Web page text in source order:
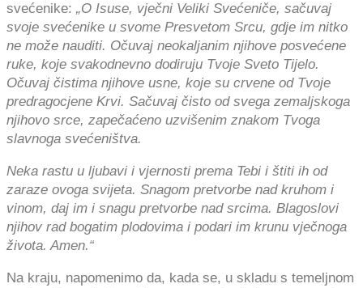
svećenike: „O Isuse, vječni Veliki Svećeniče, sačuvaj
svoje svećenike u svome Presvetom Srcu, gdje im nitko
ne može nauditi. Očuvaj neokaljanim njihove posvećene
ruke, koje svakodnevno dodiruju Tvoje Sveto Tijelo.
Očuvaj čistima njihove usne, koje su crvene od Tvoje
predragocjene Krvi. Sačuvaj čisto od svega zemaljskoga
njihovo srce, zapečaćeno uzvišenim znakom Tvoga
slavnoga svećeništva.
Neka rastu u ljubavi i vjernosti prema Tebi i štiti ih od
zaraze ovoga svijeta. Snagom pretvorbe nad kruhom i
vinom, daj im i snagu pretvorbe nad srcima. Blagoslovi
njihov rad bogatim plodovima i podari im krunu vječnoga
života. Amen.“
Na kraju, napomenimo da, kada se, u skladu s temeljnom